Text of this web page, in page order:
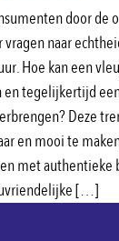
door de
vragen naar
Hoe kan een
tegelijkertijd
Deze
en mooi te
met
[…]